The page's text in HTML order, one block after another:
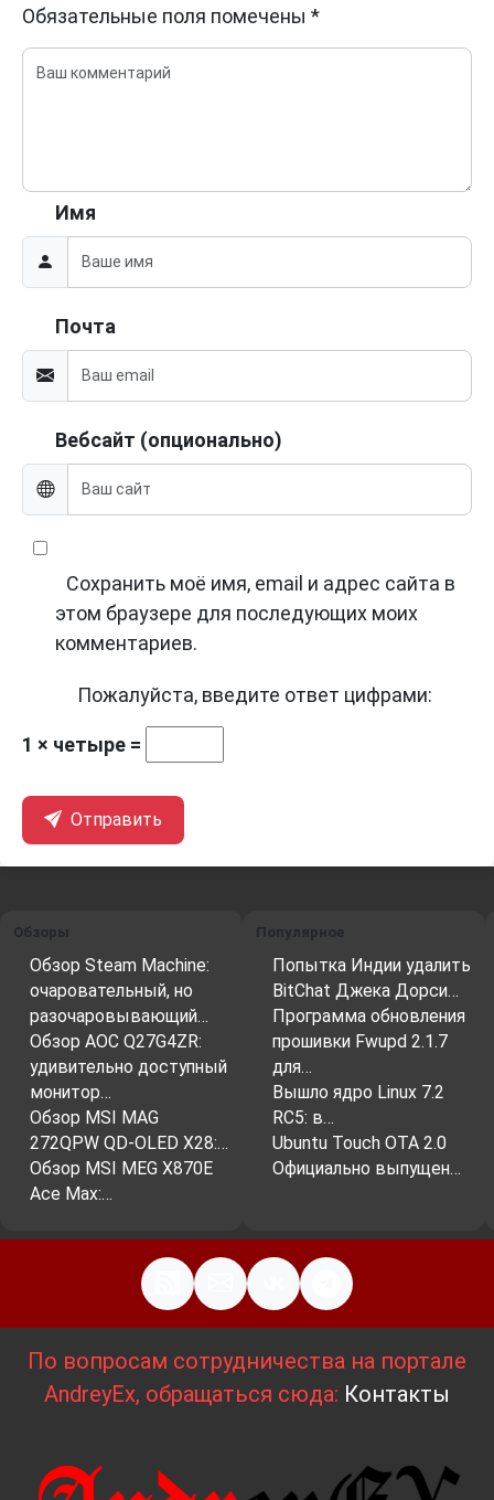
Обязательные поля помечены *
Имя
Почта
Вебсайт (опционально)
Сохранить моё имя, email и адрес сайта в
этом браузере для последующих моих
комментариев.
Пожалуйста, введите ответ цифрами:
1 × четыре =
Отправить
Обзоры
Обзор Steam Machine:
очаровательный, но
разочаровывающий…
Обзор AOC Q27G4ZR:
удивительно доступный
монитор…
Обзор MSI MAG
272QPW QD-OLED X28:…
Обзор MSI MEG X870E
Ace Max:…
Популярное
Попытка Индии удалить
BitChat Джека Дорси…
Программа обновления
прошивки Fwupd 2.1.7
для…
Вышло ядро ​​Linux 7.2
RC5: в…
Ubuntu Touch OTA 2.0
Официально выпущен…
По вопросам сотрудничества на портале
AndreyEx, обращаться сюда: Контакты